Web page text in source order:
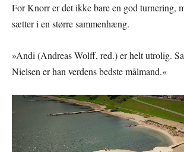
For Knorr er det ikke bare en god turnering,
sætter i en større sammenhæng.
»Andi (Andreas Wolff, red.) er helt utrolig.
Nielsen er han verdens bedste målmand.«